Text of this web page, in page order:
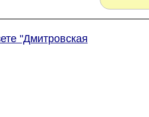
"Дмитровская